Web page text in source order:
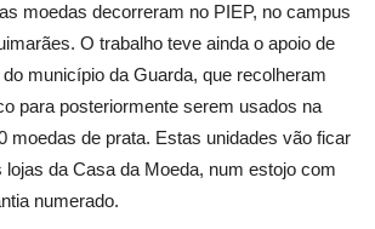
moedas decorreram no PIEP, no campus
O trabalho teve ainda o apoio de
município da Guarda, que recolheram
para posteriormente serem usados na
moedas de prata. Estas unidades vão ficar
lojas da Casa da Moeda, num estojo com
numerado.